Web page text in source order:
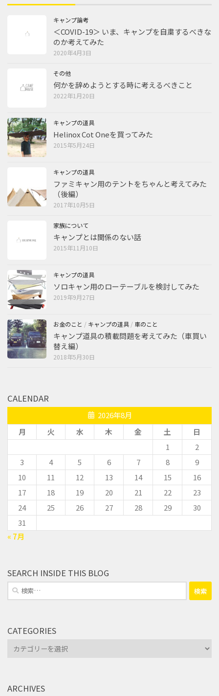
キャンプ論考
＜COVID-19＞ いま、キャンプを自粛するべきな
のか考えてみた
2020年4月3日
その他
何かを辞めようとする時に考えるべきこと
2022年1月20日
キャンプの道具
Helinox Cot Oneを買ってみた
2015年5月24日
キャンプの道具
ファミキャン用のテントをちゃんと考えてみた
（後編）
2017年10月5日
家族について
キャンプとは関係のない話
2015年11月10日
キャンプの道具
ソロキャン用のローテーブルを検討してみた
2019年9月27日
お金のこと / キャンプの道具 / 車のこと
キャンプ道具の積載問題を考えてみた（車買い
替え編）
2018年5月30日
CALENDAR
2026年8月
月
火 水 木 金 土
日
1
2
3
4 5 6 7 8
9
10
11 12 13 14 15
16
17
18 19 20 21 22
23
24
25 26 27 28 29
30
31
« 7月
SEARCH INSIDE THIS BLOG
検
索:
CATEGORIES
Categories
ARCHIVES